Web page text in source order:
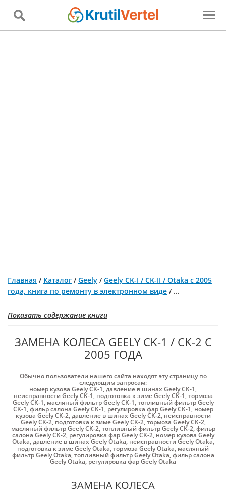
Главная / Каталог /Geely /Geely CK-I / CK-II / Otaka с 2005
года, книга по ремонту в электронном виде / ...
Показать содержание книги
ЗАМЕНА КОЛЕСА GEELY CK-1 / CK-2 С
2005 ГОДА
Обычно пользователи нашего сайта находят эту страницу по
следующим запросам:
номер кузова Geely CK-1,давление в шинах Geely CK-1,
неисправности Geely CK-1, подготовка к зиме Geely CK-1,тормоза
Geely CK-1, масляный фильтр Geely CK-1,топливный фильтр Geely
CK-1,фильр салона Geely CK-1, регулировка фар Geely CK-1,номер
кузова Geely CK-2,давление в шинах Geely CK-2, неисправности
Geely CK-2, подготовка к зиме Geely CK-2,тормоза Geely CK-2,
масляный фильтр Geely CK-2,топливный фильтр Geely CK-2,фильр
салона Geely CK-2, регулировка фар Geely CK-2, номер кузова Geely
Otaka,давление в шинах Geely Otaka, неисправности Geely Otaka,
подготовка к зиме Geely Otaka,тормоза Geely Otaka, масляный
фильтр Geely Otaka,топливный фильтр Geely Otaka,фильр салона
Geely Otaka, регулировка фар Geely Otaka
ЗАМЕНА КОЛЕСА